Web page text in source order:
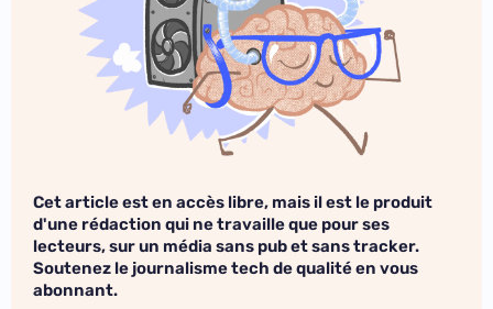
Cet article est en accès libre, mais il est le produit
d'une rédaction qui ne travaille que pour ses
lecteurs, sur un média sans pub et sans tracker.
Soutenez le journalisme tech de qualité en vous
abonnant.